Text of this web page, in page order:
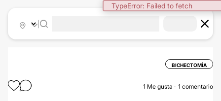
TypeError: Failed to fetch
BICHECTOMÍA
1 Me gusta 1 comentario